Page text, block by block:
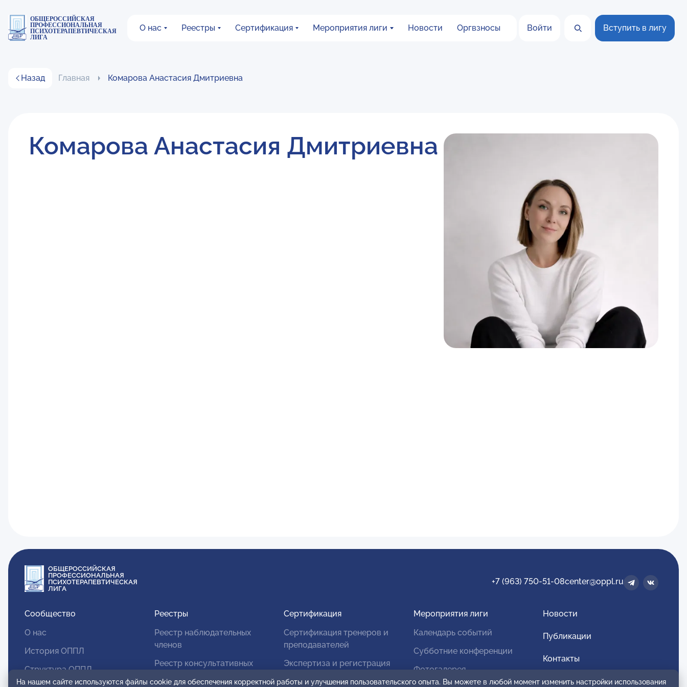
ОБЩЕРОССИЙСКАЯ
ПРОФЕССИОНАЛЬНАЯ
ПСИХОТЕРАПЕВТИЧЕСКАЯ
ЛИГА
О нас Реестры Сертификация Мероприятия лиги Новости Оргвзносы Войти Вступить в лигу
Назад Главная Комарова Анастасия Дмитриевна
Комарова Анастасия Дмитриевна
ОБЩЕРОССИЙСКАЯ
ПРОФЕССИОНАЛЬНАЯ
ПСИХОТЕРАПЕВТИЧЕСКАЯ
ЛИГА
+7 (963) 750-51-08center@oppl.ru
Сообщество
О нас
История ОППЛ
Структура ОППЛ
Реестры
Реестр наблюдательных
членов
Реестр консультативных
Сертификация
Сертификация тренеров и
преподавателей
Экспертиза и регистрация
Мероприятия лиги
Календарь событий
Субботние конференции
Фотогалерея
Новости
Публикации
Контакты
Для спонсоров и партнеров
На нашем сайте используются файлы cookie для обеспечения корректной работы и улучшения пользовательского опыта. Вы можете в любой момент изменить настройки использования